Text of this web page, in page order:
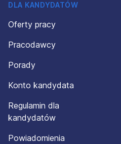
DLA KANDYDATÓW
Oferty pracy
Pracodawcy
Porady
Konto kandydata
Regulamin dla
kandydatów
Powiadomienia